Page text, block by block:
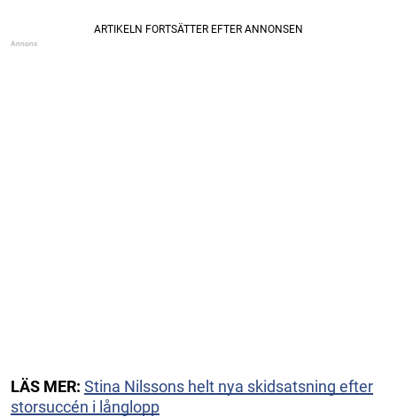
LÄS MER: Stina Nilssons helt nya skidsatsning efter
storsuccén i långlopp